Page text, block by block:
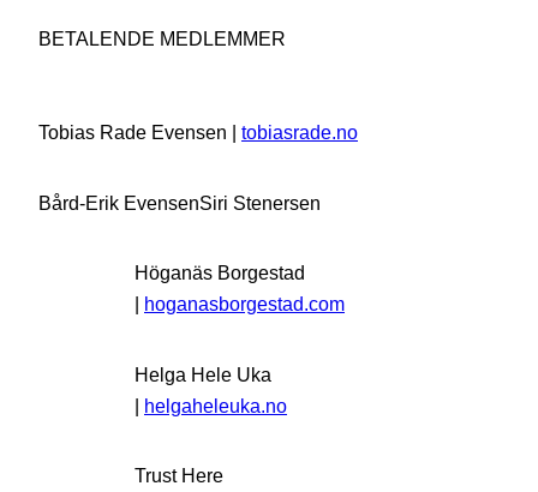
BETALENDE MEDLEMMER
Tobias Rade Evensen | tobiasrade.no
Bård-Erik EvensenSiri Stenersen
Höganäs Borgestad
| hoganasborgestad.com
Helga Hele Uka
| helgaheleuka.no
Trust Here